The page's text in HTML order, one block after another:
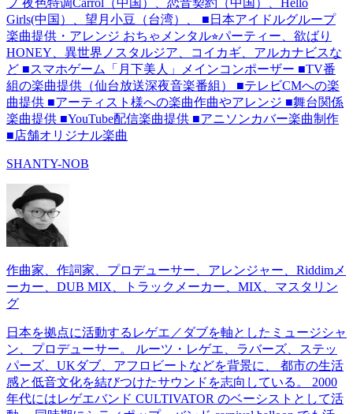
Girls(中国）、望月小豆（台湾）、 ■日本アイドルグループ
楽曲提供・アレンジ おちゃメンタル⭐︎パーティー、欲ばり
HONEY、異世界ノスタルジア、コイカギ、アルカナビスな
ど ■スマホゲーム「月下美人」メインコンポーザー ■TV番
組の楽曲提供（仙台放送深夜音楽番組） ■テレビCMへの楽
曲提供 ■アーティスト様への楽曲作曲やアレンジ ■舞台関係
楽曲提供 ■YouTube配信楽曲提供 ■アニソンカバー楽曲制作
■店舗オリジナル楽曲
SHANTY-NOB
作曲家、作詞家、プロデューサー、アレンジャー、Riddimメ
ーカー、DUB MIX、トラックメーカー、MIX、マスタリン
グ
日本を拠点に活動するレゲエ／ダブを軸としたミュージシャ
ン、プロデューサー。 ルーツ・レゲエ、ラバーズ、ステッ
パーズ、UKダブ、アフロビートなどを背景に、 都市の生活
感と低音文化を結びつけたサウンドを志向している。 2000
年代にはレゲエバンド CULTIVATOR のベーシストとして活